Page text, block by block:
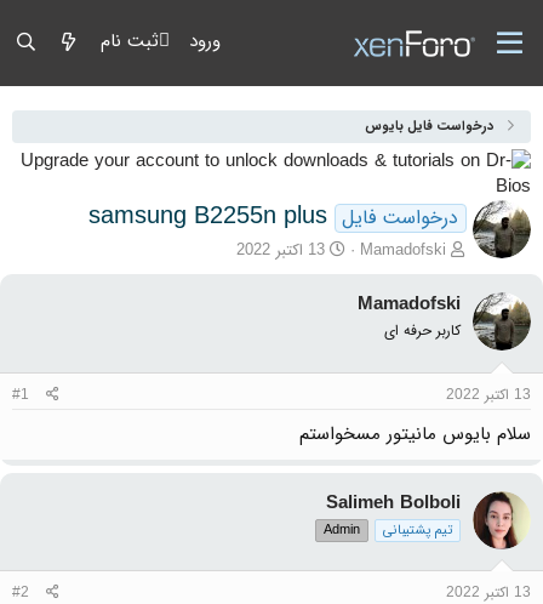
ورود ثبت نام
درخواست فایل بایوس
درخواست فایل samsung B2255n plus
آغازگر گفتمان
Mamadofski تاریخ شروع
13 اکتبر 2022
Mamadofski
کاربر حرفه ای
13 اکتبر 2022 #1
سلام بایوس مانیتور مسخواستم
Salimeh Bolboli
تیم پشتیبانی Admin
13 اکتبر 2022 #2